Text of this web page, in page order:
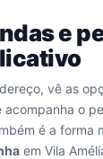
e
vê as
acompanha o
é a forma
em Vila